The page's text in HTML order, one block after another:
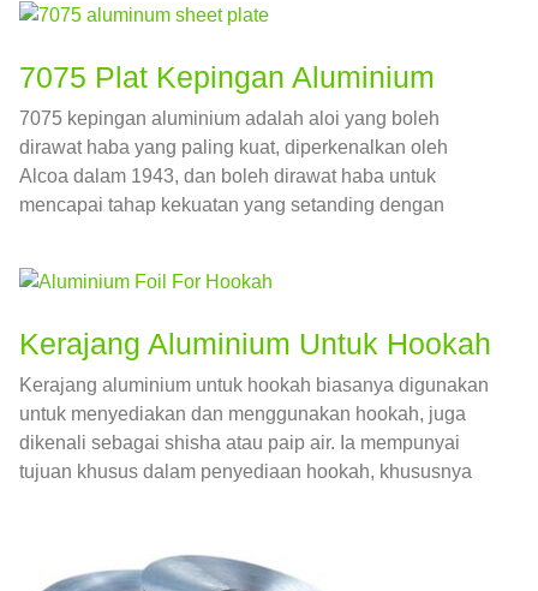
aeroangkasa.
7075 Plat Kepingan Aluminium
7075 kepingan aluminium adalah aloi yang boleh
dirawat haba yang paling kuat, diperkenalkan oleh
Alcoa dalam 1943, dan boleh dirawat haba untuk
mencapai tahap kekuatan yang setanding dengan
Kerajang Aluminium Untuk Hookah
Kerajang aluminium untuk hookah biasanya digunakan
untuk menyediakan dan menggunakan hookah, juga
dikenali sebagai shisha atau paip air. Ia mempunyai
tujuan khusus dalam penyediaan hookah, khususnya